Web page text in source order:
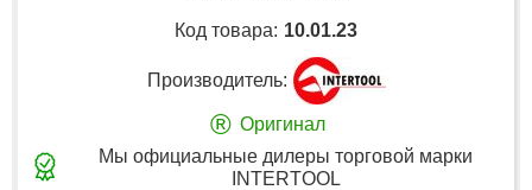
Код товара: 10.01.23
Производитель:
® Оригинал
Мы официальные дилеры торговой марки
INTERTOOL